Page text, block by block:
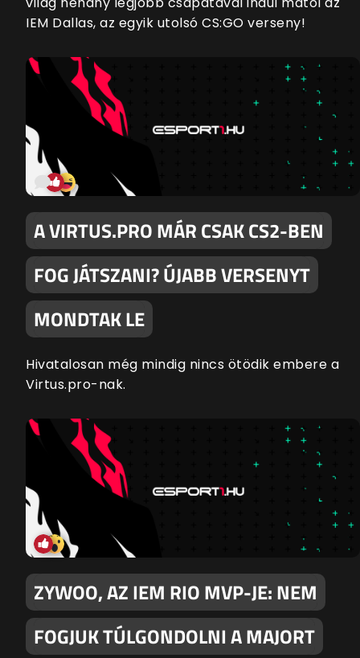
IEM Dallas, az egyik utolsó CS:GO verseny!
A VIRTUS.PRO MÁR CSAK CS2-BEN
FOG JÁTSZANI? ÚJABB VERSENYT
MONDTAK LE
Hivatalosan még mindig nincs ötödik embere a
Virtus.pro-nak.
ZYWOO, AZ IEM RIO MVP-JE: NEM
FOGJUK TÚLGONDOLNI A MAJORT